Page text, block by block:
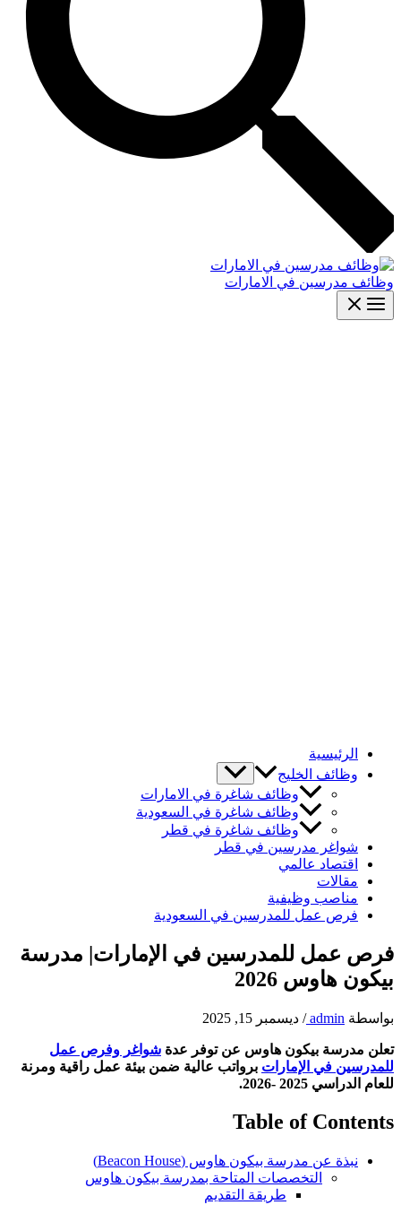
وظائف مدرسين في الامارات
الرئيسية
وظائف الخليج
وظائف شاغرة في الامارات
وظائف شاغرة في السعودية
وظائف شاغرة في قطر
شواغر مدرسين في قطر
اقتصاد عالمي
مقالات
مناصب وظيفية
فرص عمل للمدرسين في السعودية
فرص عمل للمدرسين في الإمارات| مدرسة
بيكون هاوس 2026
بواسطة admin
/ ديسمبر 15, 2025
تعلن مدرسة بيكون هاوس عن توفر عدة شواغر وفرص عمل
للمدرسين في الإمارات برواتب عالية ضمن بيئة عمل راقية ومرنة
للعام الدراسي 2025 -2026.
Table of Contents
نبذة عن مدرسة بيكون هاوس (Beacon House)
التخصصات المتاحة بمدرسة بيكون هاوس
طريقة التقديم